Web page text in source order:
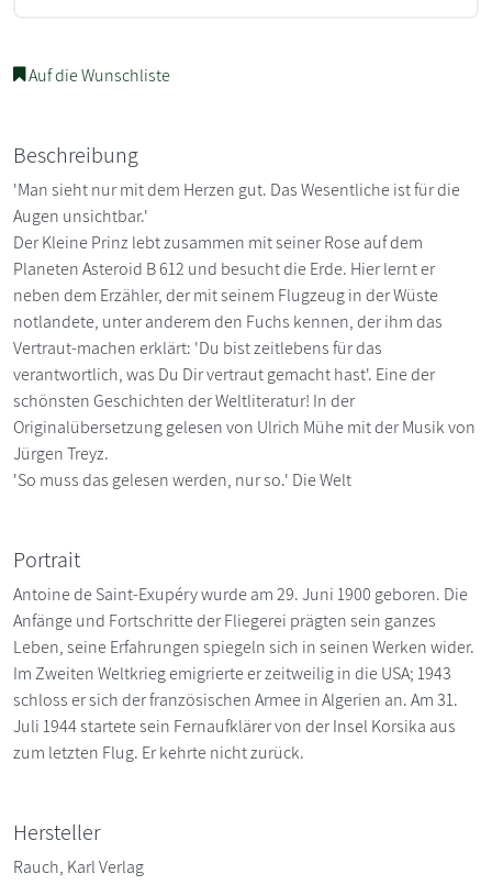
Auf die Wunschliste
Beschreibung
'Man sieht nur mit dem Herzen gut. Das Wesentliche ist für die
Augen unsichtbar.'
Der Kleine Prinz lebt zusammen mit seiner Rose auf dem
Planeten Asteroid B 612 und besucht die Erde. Hier lernt er
neben dem Erzähler, der mit seinem Flugzeug in der Wüste
notlandete, unter anderem den Fuchs kennen, der ihm das
Vertraut-machen erklärt: 'Du bist zeitlebens für das
verantwortlich, was Du Dir vertraut gemacht hast'. Eine der
schönsten Geschichten der Weltliteratur! In der
Originalübersetzung gelesen von Ulrich Mühe mit der Musik von
Jürgen Treyz.
'So muss das gelesen werden, nur so.' Die Welt
Portrait
Antoine de Saint-Exupéry wurde am 29. Juni 1900 geboren. Die
Anfänge und Fortschritte der Fliegerei prägten sein ganzes
Leben, seine Erfahrungen spiegeln sich in seinen Werken wider.
Im Zweiten Weltkrieg emigrierte er zeitweilig in die USA; 1943
schloss er sich der französischen Armee in Algerien an. Am 31.
Juli 1944 startete sein Fernaufklärer von der Insel Korsika aus
zum letzten Flug. Er kehrte nicht zurück.
Hersteller
Rauch, Karl Verlag